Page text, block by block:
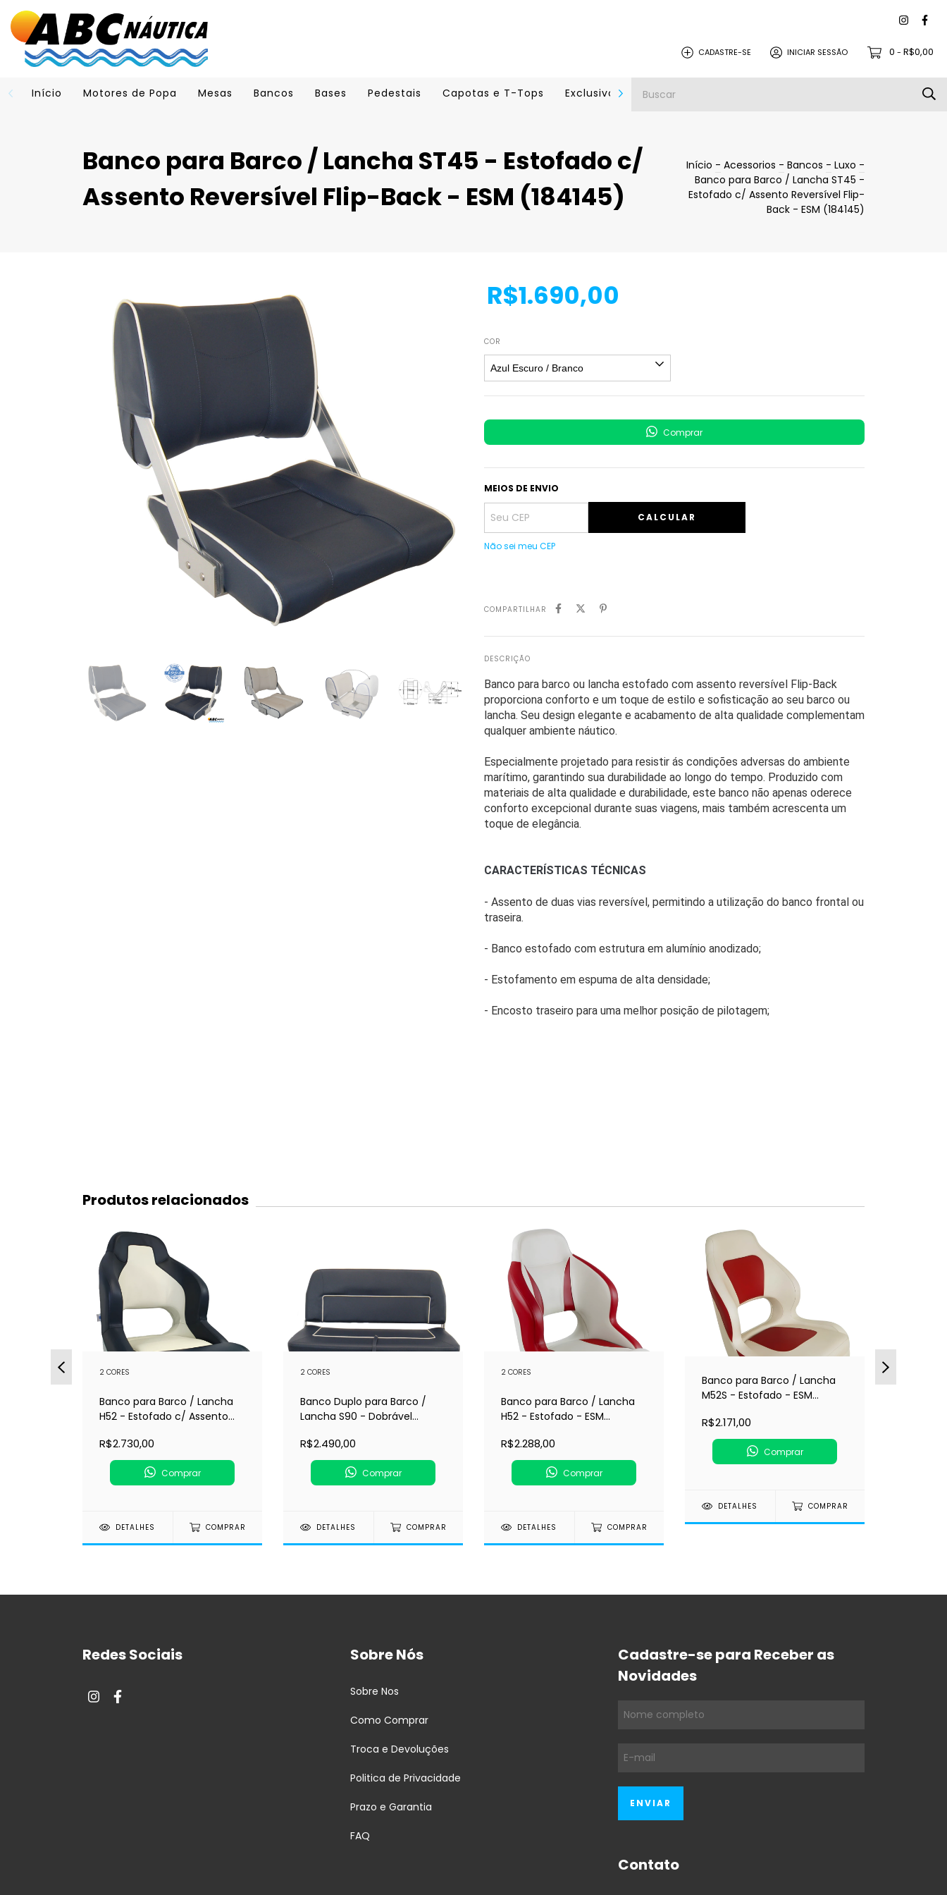
CADASTRE-SE INICIAR SESSÃO 0 - R$0,00
Início Motores de Popa Mesas Bancos Bases Pedestais Capotas e T-Tops Exclusivo ABC Náutica
Banco para Barco / Lancha ST45 - Estofado c/
Assento Reversível Flip-Back - ESM (184145)
Início - Acessorios - Bancos - Luxo -
Banco para Barco / Lancha ST45 -
Estofado c/ Assento Reversível Flip-
Back - ESM (184145)
R$1.690,00
COR
Comprar
MEIOS DE ENVIO
CALCULAR
Não sei meu CEP
COMPARTILHAR
DESCRIÇÃO
Banco para barco ou lancha estofado com assento reversível Flip-Back
proporciona conforto e um toque de estilo e sofisticação ao seu barco ou
lancha. Seu design elegante e acabamento de alta qualidade complementam
qualquer ambiente náutico.
Especialmente projetado para resistir ás condições adversas do ambiente
marítimo, garantindo sua durabilidade ao longo do tempo. Produzido com
materiais de alta qualidade e durabilidade, este banco não apenas oderece
conforto excepcional durante suas viagens, mais também acrescenta um
toque de elegância.
CARACTERÍSTICAS TÉCNICAS
- Assento de duas vias reversível, permitindo a utilização do banco frontal ou
traseira.
- Banco estofado com estrutura em alumínio anodizado;
- Estofamento em espuma de alta densidade;
- Encosto traseiro para uma melhor posição de pilotagem;
Produtos relacionados
2 CORES
Banco para Barco / Lancha
H52 - Estofado c/ Assento
R$2.730,00
Comprar
DETALHES COMPRAR
2 CORES
Banco Duplo para Barco /
Lancha S90 - Dobrável
R$2.490,00
Comprar
DETALHES COMPRAR
2 CORES
Banco para Barco / Lancha
H52 - Estofado - ESM
R$2.288,00
Comprar
DETALHES COMPRAR
Banco para Barco / Lancha
M52S - Estofado - ESM
R$2.171,00
Comprar
DETALHES COMPRAR
Redes Sociais Sobre Nós
Sobre Nos
Como Comprar
Troca e Devoluções
Politica de Privacidade
Prazo e Garantia
FAQ
Cadastre-se para Receber as
Novidades
Contato